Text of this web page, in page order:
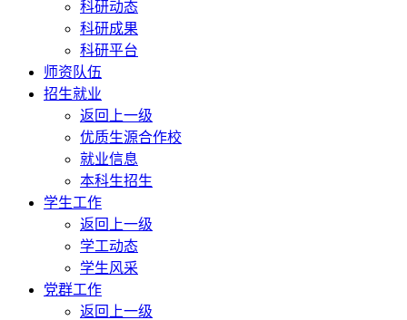
科研动态
科研成果
科研平台
师资队伍
招生就业
返回上一级
优质生源合作校
就业信息
本科生招生
学生工作
返回上一级
学工动态
学生风采
党群工作
返回上一级